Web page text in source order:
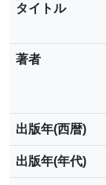
タイトル
著者
出版年(西暦)
出版年(年代)